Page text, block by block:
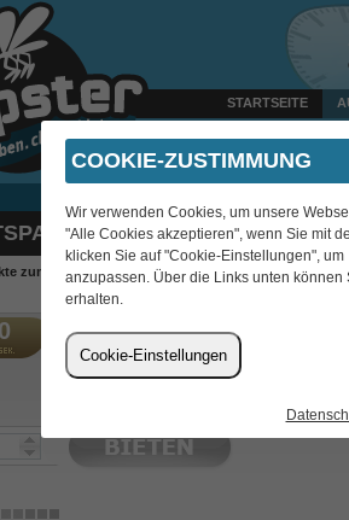
STARTSEITE
Heute um 22:30 Uhr
zum Schnäppchenpreis.
€
COOKIE-ZUSTIMMUNG
Wir verwenden Cookies, um unsere
"Alle Cookies akzeptieren", wenn Sie mit
klicken Sie auf "Cookie-Einstellungen",
anzupassen. Über die Links unten
erhalten.
Cookie-Einstellungen